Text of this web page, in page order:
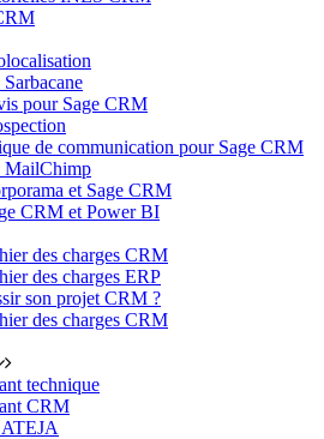
pour Sage CRM
de communication pour Sage CRM
MailChimp
et Sage CRM
CRM et Power BI
des charges CRM
des charges ERP
son projet CRM ?
des charges CRM
technique
CRM